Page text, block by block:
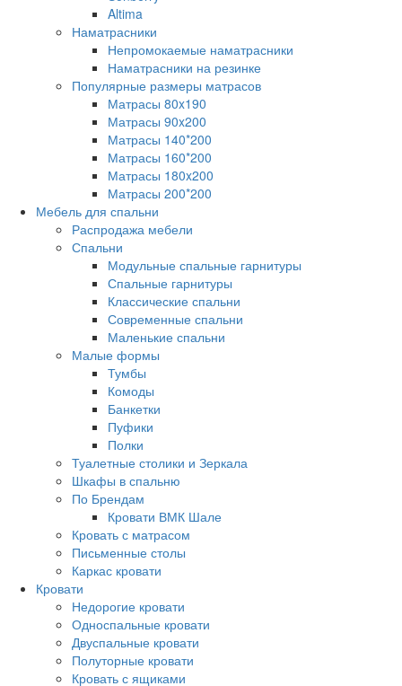
Altima
Наматрасники
Непромокаемые наматрасники
Наматрасники на резинке
Популярные размеры матрасов
Матрасы 80x190
Матрасы 90x200
Матрасы 140*200
Матрасы 160*200
Матрасы 180x200
Матрасы 200*200
Мебель для спальни
Распродажа мебели
Спальни
Модульные спальные гарнитуры
Спальные гарнитуры
Классические спальни
Современные спальни
Маленькие спальни
Малые формы
Тумбы
Комоды
Банкетки
Пуфики
Полки
Туалетные столики и Зеркала
Шкафы в спальню
По Брендам
Кровати ВМК Шале
Кровать с матрасом
Письменные столы
Каркас кровати
Кровати
Недорогие кровати
Односпальные кровати
Двуспальные кровати
Полуторные кровати
Кровать с ящиками